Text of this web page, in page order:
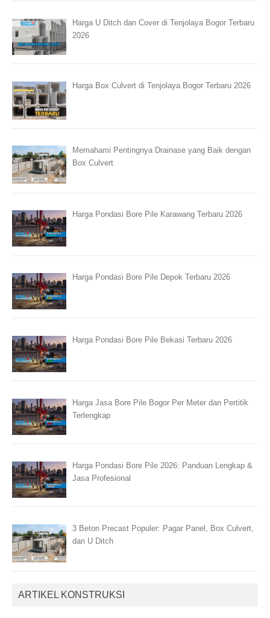
Harga U Ditch dan Cover di Tenjolaya Bogor Terbaru
2026
Harga Box Culvert di Tenjolaya Bogor Terbaru 2026
Memahami Pentingnya Drainase yang Baik dengan
Box Culvert
Harga Pondasi Bore Pile Karawang Terbaru 2026
Harga Pondasi Bore Pile Depok Terbaru 2026
Harga Pondasi Bore Pile Bekasi Terbaru 2026
Harga Jasa Bore Pile Bogor Per Meter dan Pertitik
Terlengkap
Harga Pondasi Bore Pile 2026: Panduan Lengkap &
Jasa Profesional
3 Beton Precast Populer: Pagar Panel, Box Culvert,
dan U Ditch
ARTIKEL KONSTRUKSI